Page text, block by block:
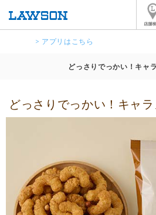
> アプリはこちら
どっさりでっかい！キャ
どっさりでっかい！キャ